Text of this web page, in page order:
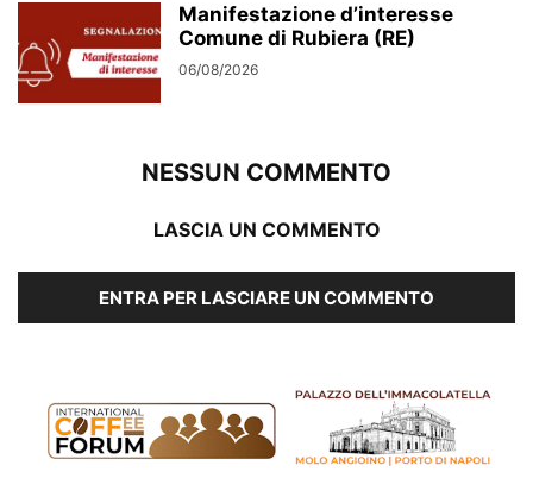
Manifestazione d’interesse
Comune di Rubiera (RE)
06/08/2026
NESSUN COMMENTO
LASCIA UN COMMENTO
ENTRA PER LASCIARE UN COMMENTO